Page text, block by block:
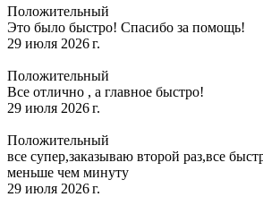
Положительный
Это было быстро! Спасибо за помощь!
29 июля 2026 г.
Положительный
Все отлично , а главное быстро!
29 июля 2026 г.
Положительный
все супер,заказываю второй раз,все
меньше чем минуту
29 июля 2026 г.